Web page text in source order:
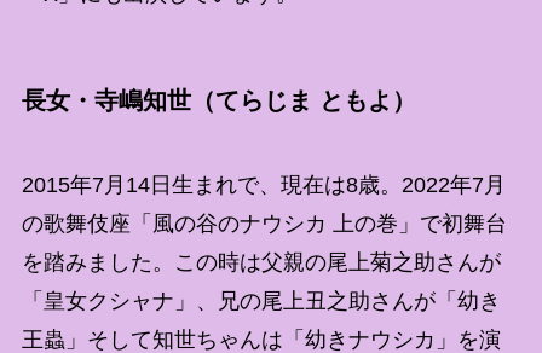
長女・寺嶋知世（てらじま ともよ）
2015年7月14日生まれで、現在は8歳。2022年7月
の歌舞伎座「風の谷のナウシカ 上の巻」で初舞台
を踏みました。この時は父親の尾上菊之助さんが
「皇女クシャナ」、兄の尾上丑之助さんが「幼き
王蟲」そして知世ちゃんは「幼きナウシカ」を演